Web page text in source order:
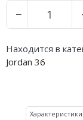
−
Находится в
Jordan 36
Характеристики
Nike PG
Nike Uptempo